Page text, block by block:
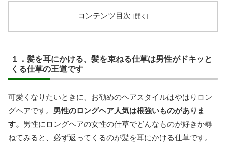
コンテンツ目次
１．髪を耳にかける、髪を束ねる仕草は男性がドキッと
くる仕草の王道です
可愛くなりたいときに、お勧めのヘアスタイルはやはりロン
グヘアです。 男性のロングヘア人気は根強いものがありま
す。 男性にロングヘアの女性の仕草でどんなものが好きか尋
ねてみると、必ず返ってくるのが髪を耳にかける仕草です。